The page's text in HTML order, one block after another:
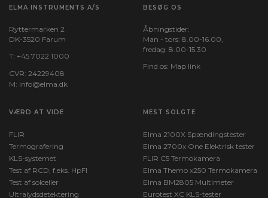
ELMA INSTRUMENTS A/S
Ryttermarken 2
DK-3520 Farum
T: +45 7022 1000
CVR: 24229408
M: info@elma.dk
BESØG OS
Åbningstider:
Man - tors: 8.00-16.00,
fredag: 8.00-15.30
Find os: Map link
VÆRD AT VIDE
FLIR
Termografering
KLS-systemet
Test af RCD, f.eks. HpFI
Test af solceller
Ultralydsdetektering
MEST SOLGTE
Elma 2100X Spændingstester
Elma 2700x One Elektrisk tester
FLIR C5 Termokamera
Elma Themo x250 Termokamera
Elma BM2805 Multimeter
Eurotest XC KLS-tester